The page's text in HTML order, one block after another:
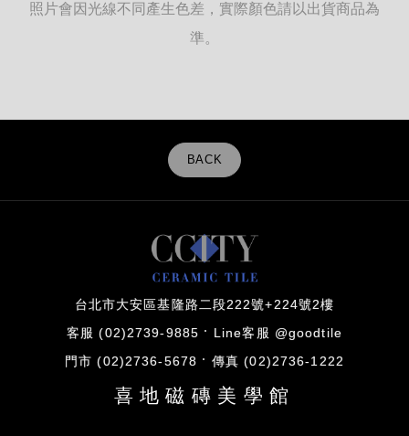
照片會因光線不同產生色差，實際顏色請以出貨商品為
準。
BACK
台北市大安區基隆路二段222號+224號2樓
客服 (02)2739-9885 Line客服 @goodtile
門市 (02)2736-5678 傳真 (02)2736-1222
喜地磁磚美學館